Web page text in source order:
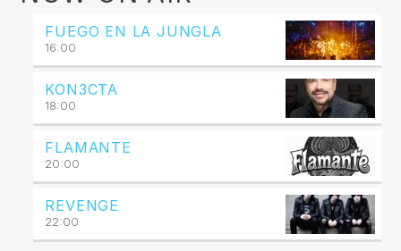
FUEGO EN LA JUNGLA
16:00
KON3CTA
18:00
FLAMANTE
20:00
REVENGE
22:00